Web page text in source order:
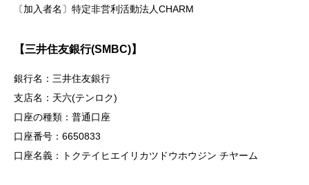
〔加入者名〕特定非営利活動法人CHARM
【三井住友銀行(SMBC)】
銀行名：三井住友銀行
支店名：天六(テンロク)
口座の種類：普通口座
口座番号：6650833
口座名義：トクテイヒエイリカツドウホウジン チヤーム